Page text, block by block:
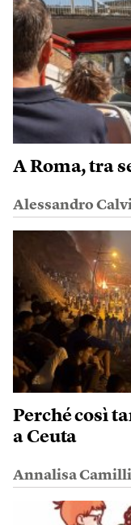
A Roma, tra
Alessandro
Perché così
a Ceuta
Annalisa Camilli